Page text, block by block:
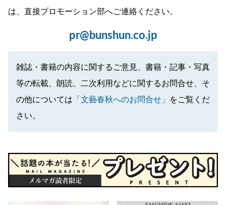
は、直接プロモーション部へご連絡ください。
pr@bunshun.co.jp
雑誌・書籍の内容に関するご意見、書籍・記事・写真
等の転載、朗読、二次利用などに関するお問合せ、そ
の他については 「文藝春秋へのお問合せ」
をご覧くだ
さい。